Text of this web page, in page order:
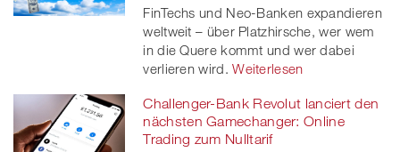
FinTechs und Neo-Banken expandieren
weltweit – über Platzhirsche, wer wem
in die Quere kommt und wer dabei
verlieren wird. Weiterlesen
Challenger-Bank Revolut lanciert den
nächsten Gamechanger: Online
Trading zum Nulltarif